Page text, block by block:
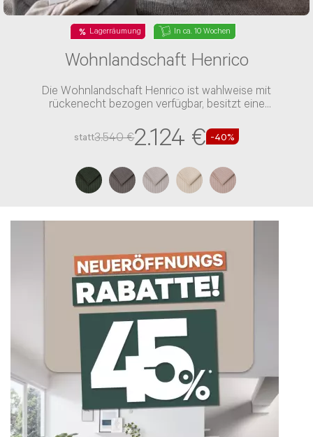
Lagerräumung In ca. 10 Wochen
Wohnlandschaft Henrico
Die Wohnlandschaft Henrico ist wahlweise mit
rückenecht bezogen verfügbar, besitzt eine
statt3.540 €2.124 € -40%